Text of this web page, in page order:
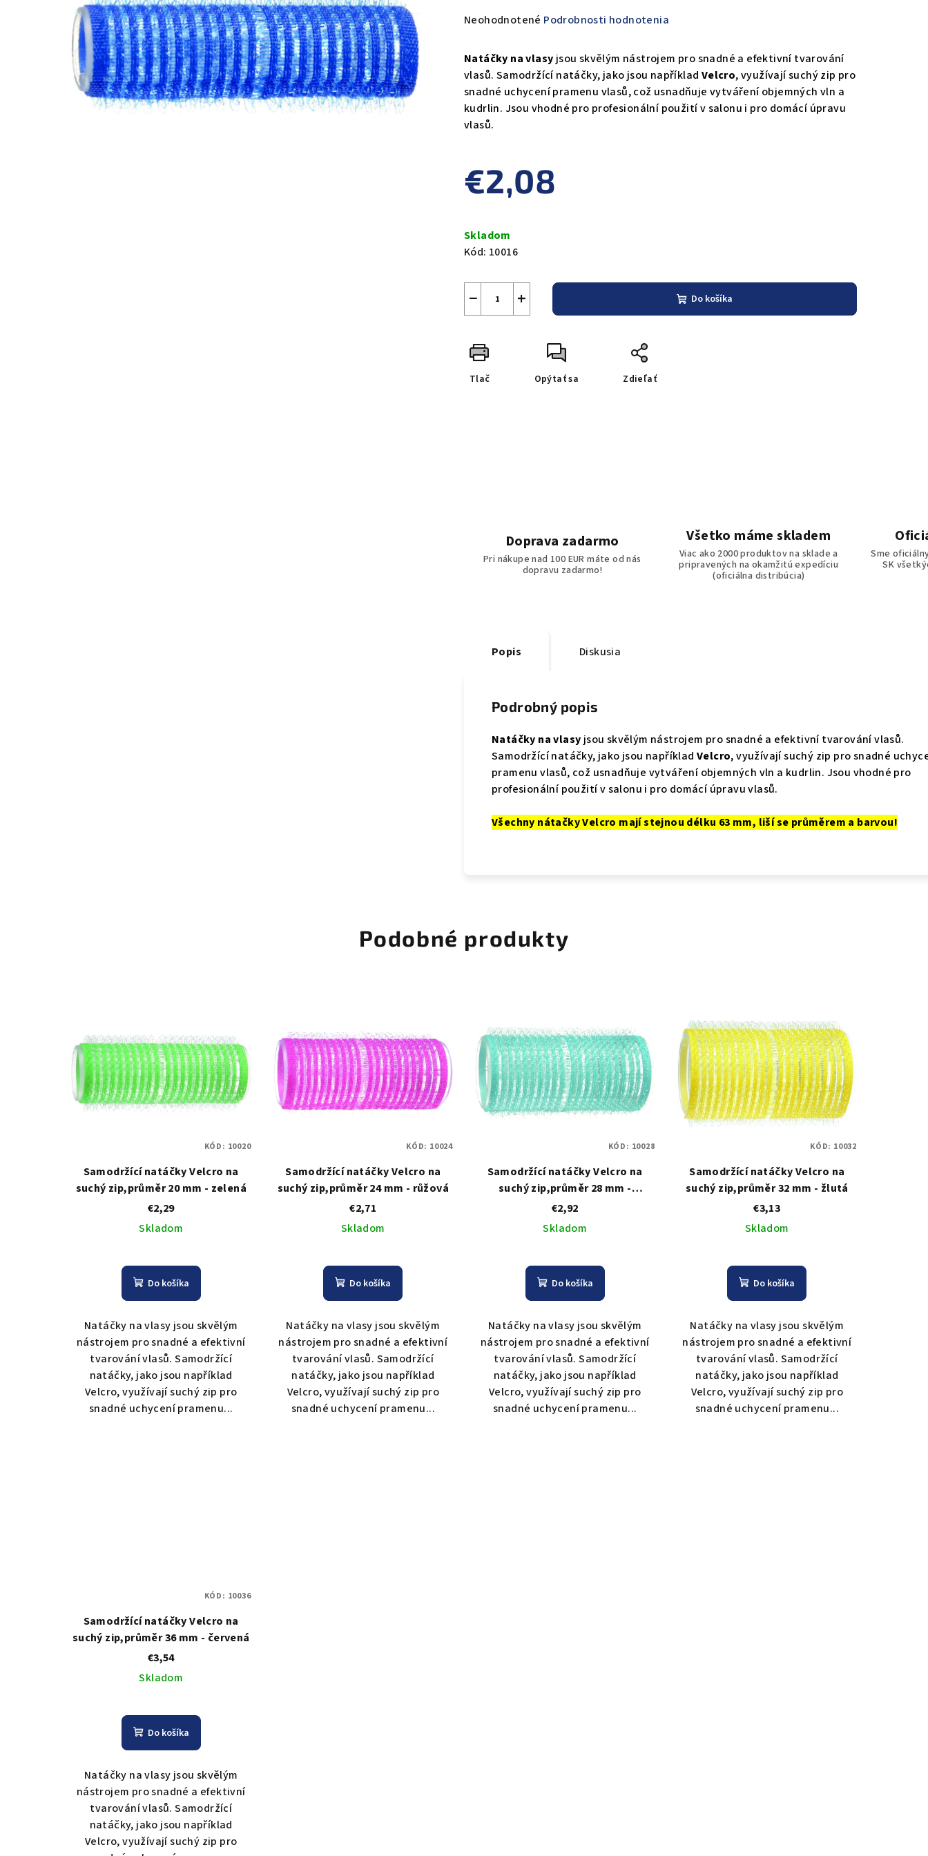
Priemerné
produktu
je
z
Neohodnotené Podrobnosti hodnotenia
Natáčky na vlasy jsou skvělým nástrojem pro snadné a efektivní tvarování
vlasů. Samodržící natáčky, jako jsou například Velcro, využívají suchý zip pro
snadné uchycení pramenu vlasů, což usnadňuje vytváření objemných vln a
kudrlin. Jsou vhodné pro profesionální použití v salonu i pro domácí úpravu
vlasů.
€2,08
cena:
Skladom
Kód: 10016
+
− Do košíka
Tlač Opýtať sa Zdieľať
Doprava zadarmo
Pri nákupe nad 100 EUR máte od nás
dopravu zadarmo!
Všetko máme skladem
Viac ako 2000 produktov na sklade a
pripravených na okamžitú expedíciu
(oficiálna distribúcia)
Sme
SK
Popis Diskusia
Podrobný popis
Natáčky na vlasy jsou skvělým nástrojem pro snadné a efektivní tvarování vlasů.
Samodržící natáčky, jako jsou například Velcro, využívají suchý zip pro snadné
pramenu vlasů, což usnadňuje vytváření objemných vln a kudrlin. Jsou vhodné pro
profesionální použití v salonu i pro domácí úpravu vlasů.
Všechny nátačky Velcro mají stejnou délku 63 mm, liší se průměrem a barvou!
Podobné produkty
Samodržící natáčky Velcro na
suchý zip,průměr 20 mm - zelená
€2,29
Skladom
Do košíka
Natáčky na vlasy jsou skvělým
nástrojem pro snadné a efektivní
tvarování vlasů. Samodržící
natáčky, jako jsou například
Velcro, využívají suchý zip pro
snadné uchycení pramenu...
KÓD: 10020
Samodržící natáčky Velcro na
suchý zip,průměr 24 mm - růžová
€2,71
Skladom
Do košíka
Natáčky na vlasy jsou skvělým
nástrojem pro snadné a efektivní
tvarování vlasů. Samodržící
natáčky, jako jsou například
Velcro, využívají suchý zip pro
snadné uchycení pramenu...
KÓD: 10024
Samodržící natáčky Velcro na
suchý zip,průměr 28 mm -
tyrkysová
€2,92
Skladom
Do košíka
Natáčky na vlasy jsou skvělým
nástrojem pro snadné a efektivní
tvarování vlasů. Samodržící
natáčky, jako jsou například
Velcro, využívají suchý zip pro
snadné uchycení pramenu...
KÓD: 10028
Samodržící natáčky Velcro na
suchý zip,průměr 32 mm - žlutá
€3,13
Skladom
Do košíka
Natáčky na vlasy jsou skvělým
nástrojem pro snadné a efektivní
tvarování vlasů. Samodržící
natáčky, jako jsou například
Velcro, využívají suchý zip pro
snadné uchycení pramenu...
KÓD: 10032
Samodržící natáčky Velcro na
suchý zip,průměr 36 mm - červená
€3,54
Skladom
Do košíka
Natáčky na vlasy jsou skvělým
nástrojem pro snadné a efektivní
tvarování vlasů. Samodržící
natáčky, jako jsou například
Velcro, využívají suchý zip pro
KÓD: 10036